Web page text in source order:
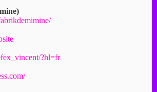
?hl=fr